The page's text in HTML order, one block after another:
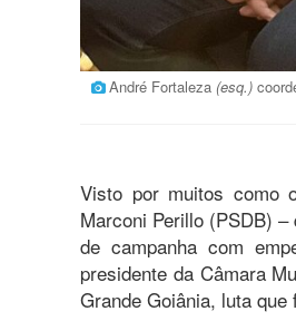
André Fortaleza(esq.)
Visto por muitos como
Marconi Perillo (PSDB)
de campanha com
presidente da Câmara
Grande Goiânia, luta